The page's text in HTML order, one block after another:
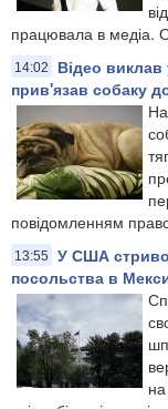
працювала в медіа.
14:02
Відео
прив'язав собаку
повідомленням
13:55
У США
посольства в